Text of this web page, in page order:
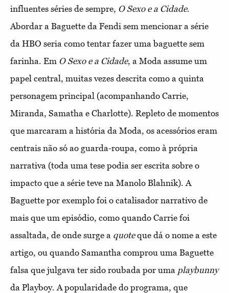
influentes séries de sempre, O Sexo e a Cidade.
Abordar a Baguette da Fendi sem mencionar a série
da HBO seria como tentar fazer uma baguette sem
farinha. Em O Sexo e a Cidade, a Moda assume um
papel central, muitas vezes descrita como a quinta
personagem principal (acompanhando Carrie,
Miranda, Samatha e Charlotte). Repleto de momentos
que marcaram a história da Moda, os acessórios eram
centrais não só ao guarda-roupa, como à própria
narrativa (toda uma tese podia ser escrita sobre o
impacto que a série teve na Manolo Blahnik). A
Baguette por exemplo foi o catalisador narrativo de
mais que um episódio, como quando Carrie foi
assaltada, de onde surge a quoteque dá o nome a este
artigo, ou quando Samantha comprou uma Baguette
falsa que julgava ter sido roubada por uma playbunny
da Playboy. A popularidade do programa, que